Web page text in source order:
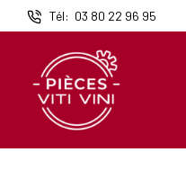
Tél 03 80 22 96 95
Panneau de gestion des cookies